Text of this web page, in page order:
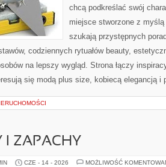
chcą podkreślać swój
miejsce stworzone z
szukają przystępnych
codziennych rytuałów beauty,
na lepszy wygląd. Strona łączy
się modą plus size, kobiecą elegancją
I ZAPACHY
CZE - 14 - 2026 MOŻLIWOŚĆ